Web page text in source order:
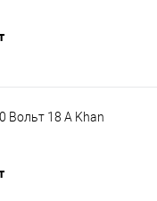
Вольт 18 A Khan